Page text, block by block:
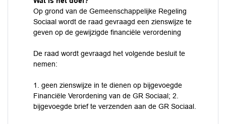
Op grond van de Gemeenschappelijke Regeling
Sociaal wordt de raad gevraagd een zienswijze te
geven op de gewijzigde financiële verordening
De raad wordt gevraagd het volgende besluit te
nemen:
1. geen zienswijze in te dienen op bijgevoegde
Financiële Verordening van de GR Sociaal; 2.
bijgevoegde brief te verzenden aan de GR Sociaal.